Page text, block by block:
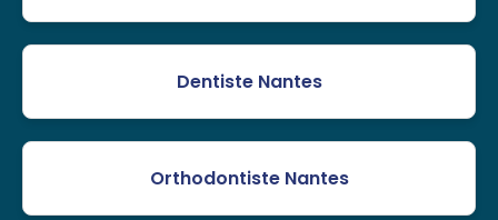
Dentiste Nantes
Orthodontiste Nantes